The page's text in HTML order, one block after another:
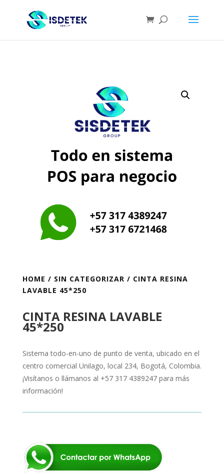
HOME / SIN CATEGORIZAR / CINTA RESINA
LAVABLE 45*250
CINTA RESINA LAVABLE
45*250
Sistema todo-en-uno de punto de venta, ubicado en el
centro comercial Unilago, local 234, Bogotá, Colombia.
¡Visítanos o llámanos al +57 317 4389247 para más
información!